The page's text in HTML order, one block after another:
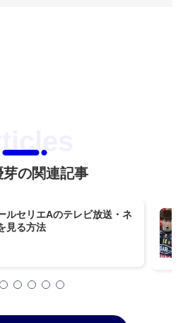
芽の関連記事
ルセリエAのテレビ放送・ネ
見る方法